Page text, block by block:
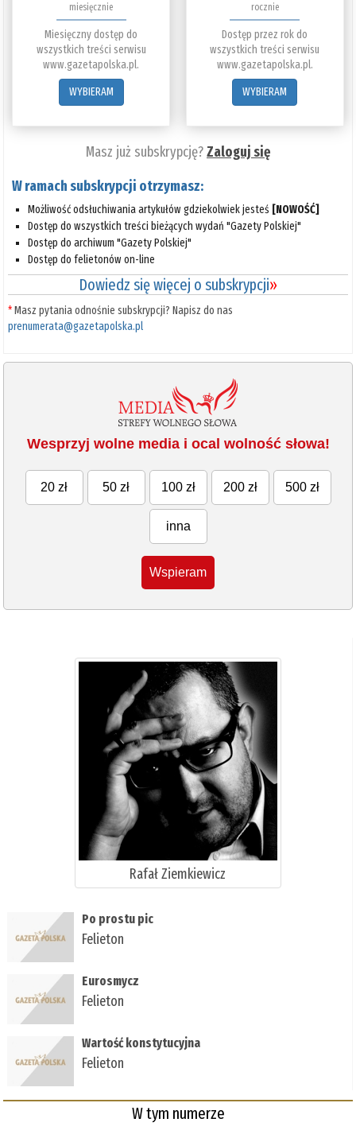
miesięcznie
Miesięczny dostęp do
wszystkich treści serwisu
www.gazetapolska.pl.
WYBIERAM
rocznie
Dostęp przez rok do
wszystkich treści serwisu
www.gazetapolska.pl.
WYBIERAM
Masz już subskrypcję?Zaloguj się
W ramach subskrypcji otrzymasz:
Możliwość odsłuchiwania artykułów gdziekolwiek jesteś [NOWOŚĆ]
Dostęp do wszystkich treści bieżących wydań "Gazety Polskiej"
Dostęp do archiwum "Gazety Polskiej"
Dostęp do felietonów on-line
Dowiedz się więcej o subskrypcji»
*Masz pytania odnośnie subskrypcji? Napisz do nas
prenumerata@gazetapolska.pl
Wesprzyj wolne media i ocal wolność słowa!
20 zł 50 zł 100 zł 200 zł 500 zł
inna
Wspieram
Rafał Ziemkiewicz
Po prostu pic
Felieton
Eurosmycz
Felieton
Wartość konstytucyjna
Felieton
W tym numerze